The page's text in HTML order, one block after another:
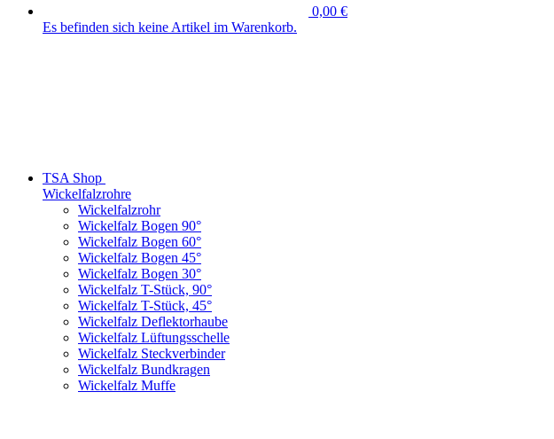
0,00 €
Es befinden sich keine Artikel im Warenkorb.
TSA Shop
Wickelfalzrohre
Wickelfalzrohr
Wickelfalz Bogen 90°
Wickelfalz Bogen 60°
Wickelfalz Bogen 45°
Wickelfalz Bogen 30°
Wickelfalz T-Stück, 90°
Wickelfalz T-Stück, 45°
Wickelfalz Deflektorhaube
Wickelfalz Lüftungsschelle
Wickelfalz Steckverbinder
Wickelfalz Bundkragen
Wickelfalz Muffe